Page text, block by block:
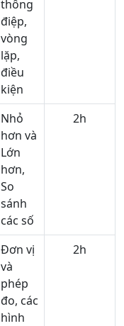
thông
điệp,
vòng
lặp,
điều
kiện
Nhỏ
hơn và
Lớn
hơn,
So
sánh
các số
2h
Đơn vị
và
phép
đo, các
hình
2h